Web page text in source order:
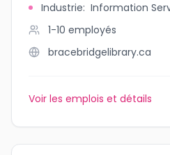
Industrie: Information
1-10 employés
bracebridgelibrary.ca
Voir les emplois et détails